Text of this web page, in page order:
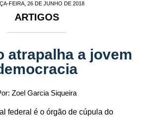
FEIRA, 26 DE JUNHO DE 2018
ARTIGOS
atrapalha a jovem
Zoel Garcia Siqueira
federal é o órgão de cúpula do